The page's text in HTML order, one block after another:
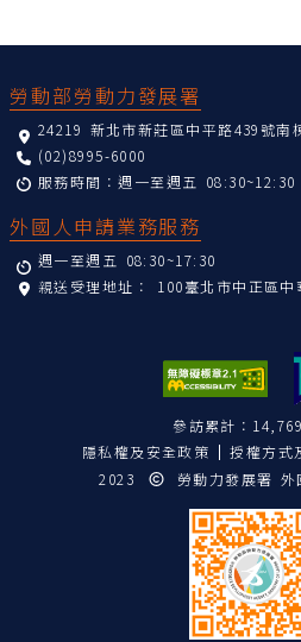
勞動部勞動力發展署
24219 新北市新莊區中平路439號南
(02)8995-6000
服務時間：週一至週五 08:30~12:30
外國人申請業務服務
週一至週五 08:30~17:30
親送受理地址： 100臺北市中正區
參訪累計：
隱私權及安全政策
授權方式
2023
勞動力發展署 外